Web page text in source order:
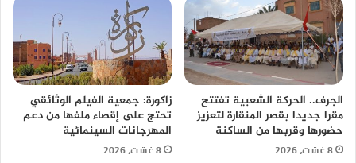
الجرف.. الحركة الشعبية تفتتح
مقرا جديدا بقصر المنقارة لتعزيز
حضورها وقربها من الساكنة
8 غشت، 2026
زاكورة: جمعية الفيلم الوثائقي
تحتج على إقصاء ملفها من دعم
المهرجانات السينمائية
8 غشت، 2026